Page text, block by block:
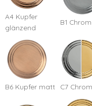
A4 Kupfer
glänzend
B1
B6 Kupfer matt C7